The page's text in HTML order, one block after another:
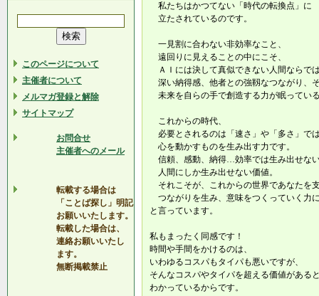
このページについて
主催者について
メルマガ登録と解除
サイトマップ
お問合せ
主催者へのメール
転載する場合は
「ことば探し」明記
お願いいたします。
転載した場合は、
連絡お願いいたし
ます。
無断掲載禁止
私たちはかつてない「時代の転換点」に
立たされているのです。
一見割に合わない非効率なこと、
遠回りに見えることの中にこそ、
ＡＩには決して真似できない人間ならで
深い納得感、他者との強靱なつながり、
未来を自らの手で創造する力が眠ってい
これからの時代、
必要とされるのは「速さ」や「多さ」で
心を動かすものを生み出す力です。
信頼、感動、納得…効率では生み出せな
人間にしか生み出せない価値。
それこそが、これからの世界であなたを
つながりを生み、意味をつくっていく力
と言っています。
私もまったく同感です！
時間や手間をかけるのは、
いわゆるコスパもタイパも悪いですが、
そんなコスパやタイパを超える価値がある
わかっているからです。